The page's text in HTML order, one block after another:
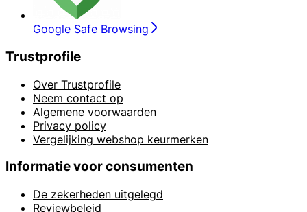
Google Safe Browsing
Trustprofile
Over Trustprofile
Neem contact op
Algemene voorwaarden
Privacy policy
Vergelijking webshop keurmerken
Informatie voor consumenten
De zekerheden uitgelegd
Reviewbeleid